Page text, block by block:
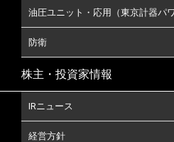
油圧ユニット・応用（東京計器パ
防衛
株主・投資家情報
IRニュース
経営方針